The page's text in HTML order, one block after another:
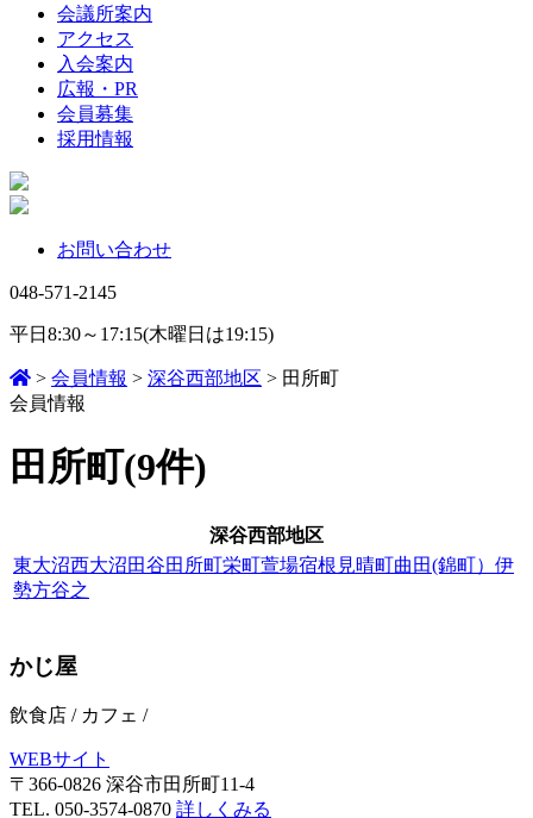
会議所案内
アクセス
入会案内
広報・PR
会員募集
採用情報
お問い合わせ
048-571-2145
平日8:30～17:15(木曜日は19:15)
> 会員情報 > 深谷西部地区 > 田所町
会員情報
田所町(9件)
深谷西部地区
東大沼西大沼田谷田所町栄町萱場宿根 見晴町曲田(錦町） 伊
勢方谷之
かじ屋
飲食店 / カフェ /
WEBサイト
〒366-0826 深谷市田所町11-4
TEL. 050-3574-0870 詳しくみる